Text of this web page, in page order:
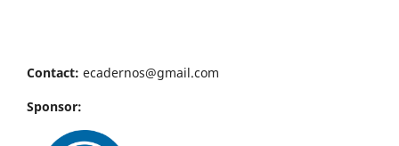
Contact: ecadernos@gmail.com
Sponsor: